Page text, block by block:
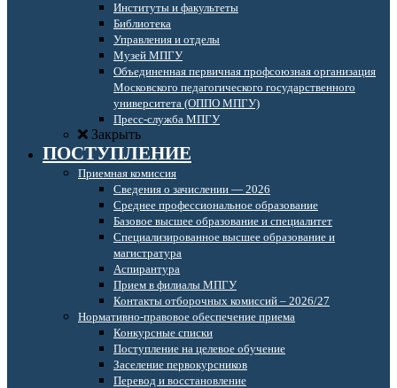
Институты и факультеты
Библиотека
Управления и отделы
Музей МПГУ
Объединенная первичная профсоюзная организация
Московского педагогического государственного
университета (ОППО МПГУ)
Пресс-служба МПГУ
Закрыть
ПОСТУПЛЕНИЕ
Приемная комиссия
Сведения о зачислении — 2026
Среднее профессиональное образование
Базовое высшее образование и специалитет
Специализированное высшее образование и
магистратура
Аспирантура
Прием в филиалы МПГУ
Контакты отборочных комиссий – 2026/27
Нормативно-правовое обеспечение приема
Конкурсные списки
Поступление на целевое обучение
Заселение первокурсников
Перевод и восстановление